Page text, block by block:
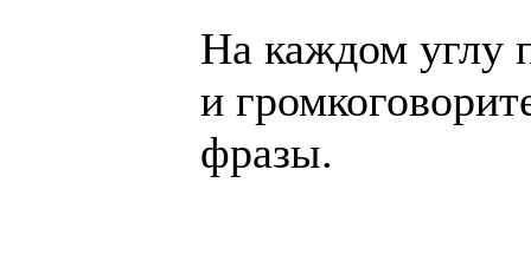
На каждом углу
и
фразы.